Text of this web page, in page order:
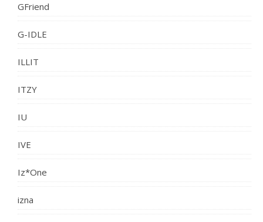
GFriend
G-IDLE
ILLIT
ITZY
IU
IVE
Iz*One
izna